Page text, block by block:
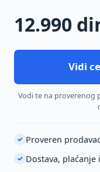
12.990
Vidi
Vodi te na proverenog
✓ Proveren
✓ Dostava,